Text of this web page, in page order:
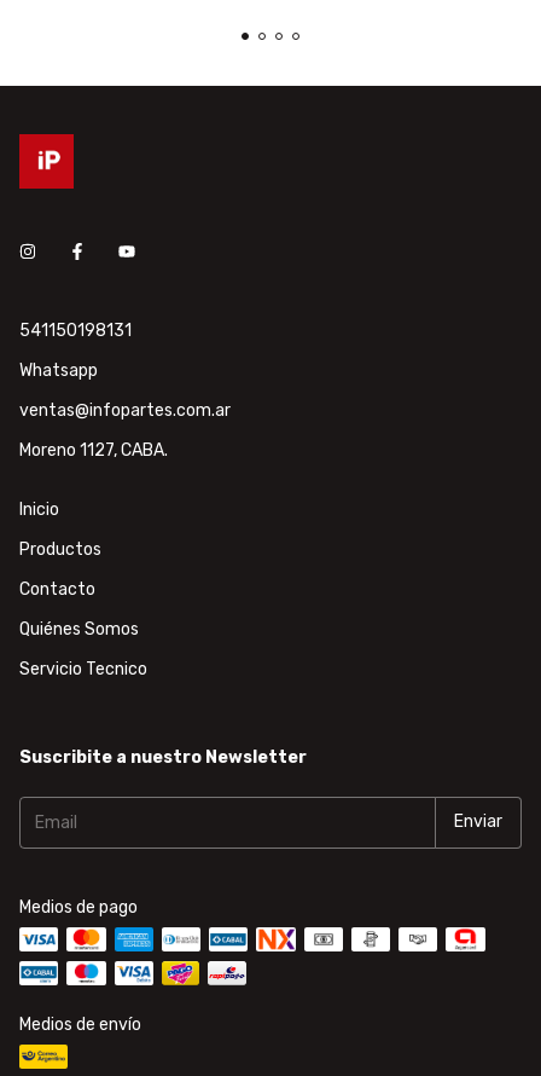
541150198131
Whatsapp
ventas@infopartes.com.ar
Moreno 1127, CABA.
Inicio
Productos
Contacto
Quiénes Somos
Servicio Tecnico
Suscribite a nuestro Newsletter
Medios de pago
Medios de envío